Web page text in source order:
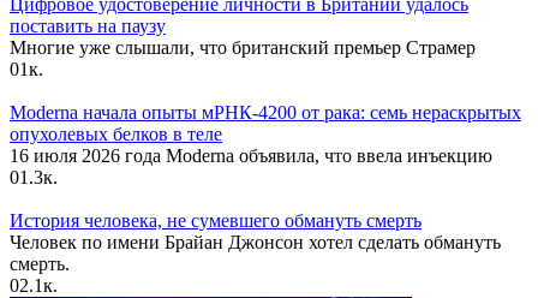
Цифровое удостоверение личности в Британии удалось
поставить на паузу
Многие уже слышали, что британский премьер Страмер
01к.
Moderna начала опыты мРНК-4200 от рака: семь нераскрытых
опухолевых белков в теле
16 июля 2026 года Moderna объявила, что ввела инъекцию
01.3к.
История человека, не сумевшего обмануть смерть
Человек по имени Брайан Джонсон хотел сделать обмануть
смерть.
02.1к.